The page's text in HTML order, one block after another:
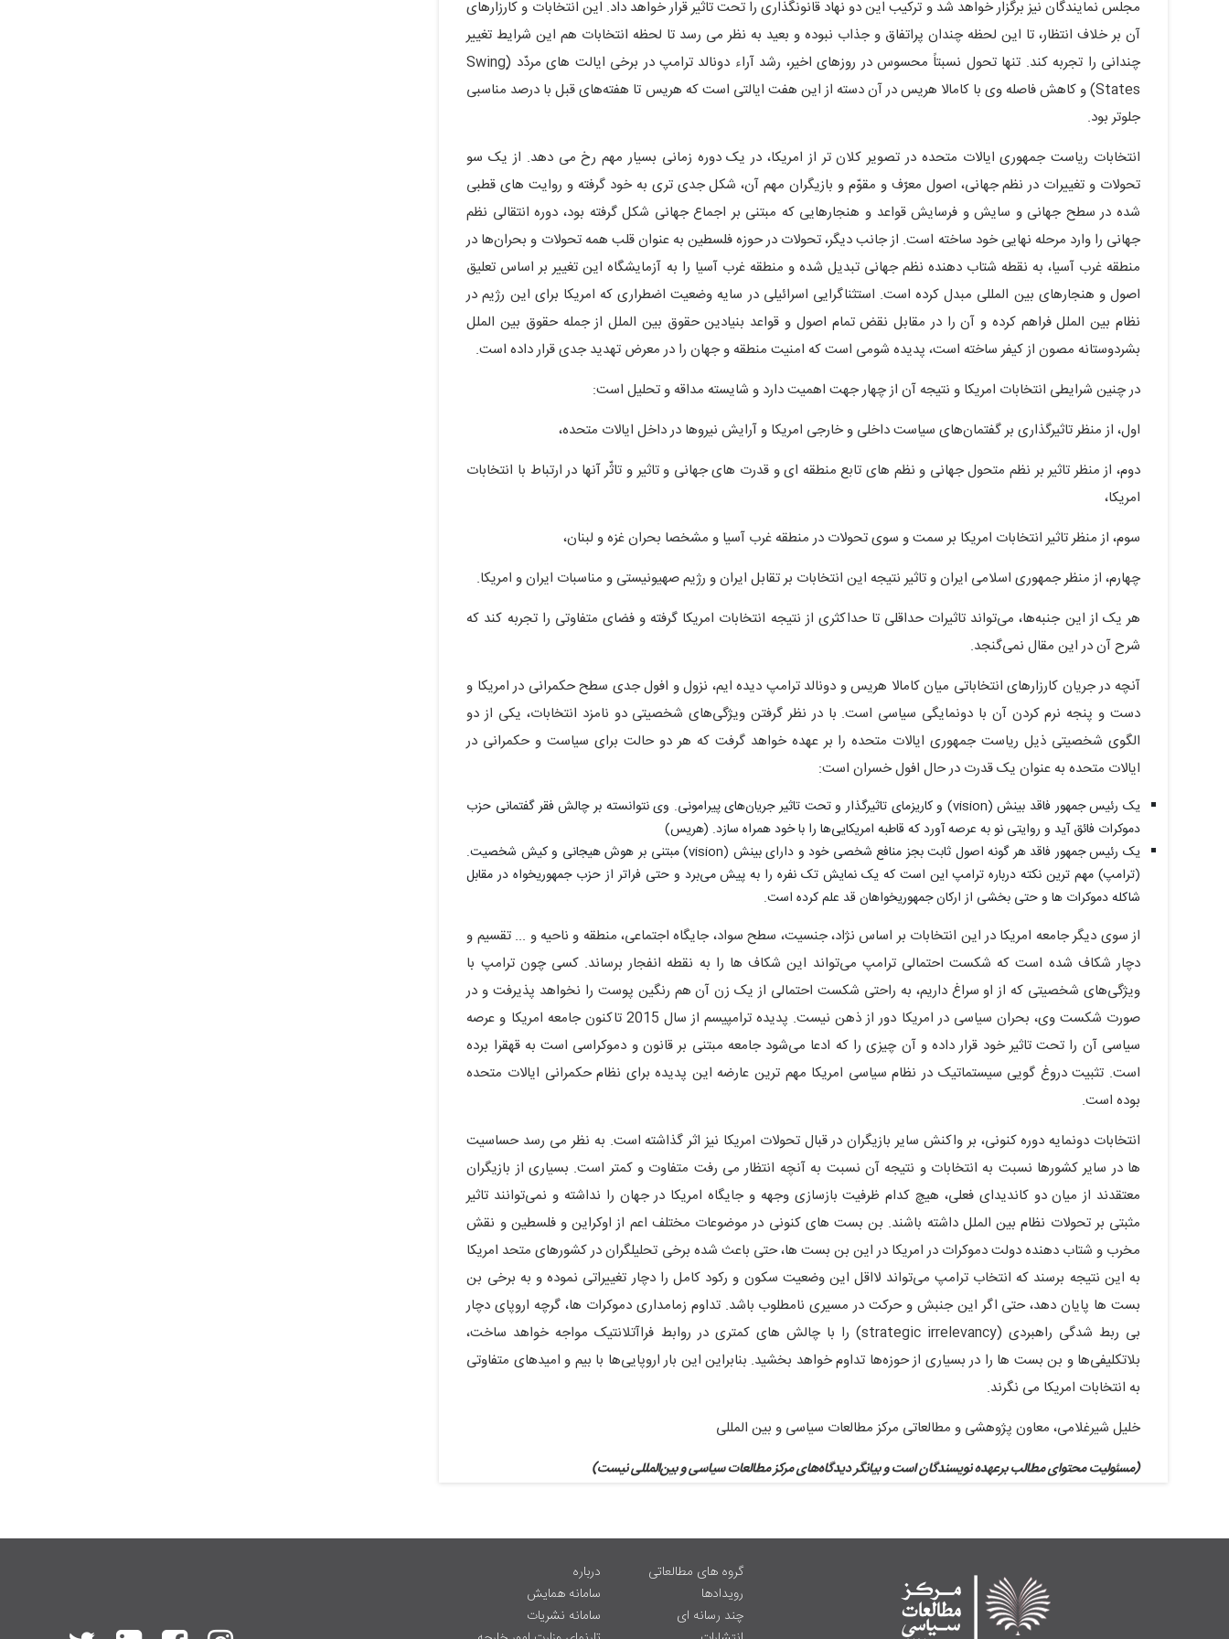
مجلس نمایندگان نیز برگزار خواهد شد و ترکیب این دو نهاد قانونگذاری را تحت تاثیر قرار خواهد داد. این انتخابات و کارزارهای
آن بر خلاف انتظار، تا این لحظه چندان پراتفاق و جذاب نبوده و بعید به نظر می رسد تا لحظه انتخابات هم این شرایط تغییر
چندانی را تجربه کند. تنها تحول نسبتاً محسوس در روزهای اخیر، رشد آراء دونالد ترامپ در برخی ایالت های مردّد (ٍSwing
States) و کاهش فاصله وی با کامالا هریس در آن دسته از این هفت ایالتی است که هریس تا هفته‌های قبل با درصد مناسبی
جلوتر بود.
انتخابات ریاست جمهوری ایالات متحده در تصویر کلان تر از امریکا، در یک دوره زمانی بسیار مهم رخ می دهد. از یک سو
تحولات و تغییرات در نظم جهانی، اصول معرّف و مقوّم و بازیگران مهم آن، شکل جدی تری به خود گرفته و روایت های قطبی
شده در سطح جهانی و سایش و فرسایش قواعد و هنجارهایی که مبتنی بر اجماع جهانی شکل گرفته بود، دوره انتقالی نظم
جهانی را وارد مرحله نهایی خود ساخته است. از جانب دیگر، تحولات در حوزه فلسطین به عنوان قلب همه تحولات و بحران‌ها در
منطقه غرب آسیا، به نقطه شتاب دهنده نظم جهانی تبدیل شده و منطقه غرب آسیا را به آزمایشگاه این تغییر بر اساس تعلیق
اصول و هنجارهای بین المللی مبدل کرده است. استثناگرایی اسرائیلی در سایه وضعیت اضطراری که امریکا برای این رژیم در
نظام بین الملل فراهم کرده و آن را در مقابل نقض تمام اصول و قواعد بنیادین حقوق بین الملل از جمله حقوق بین الملل
بشردوستانه مصون از کیفر ساخته است، پدیده شومی است که امنیت منطقه و جهان را در معرض تهدید جدی قرار داده است.
در چنین شرایطی انتخابات امریکا و نتیجه آن از چهار جهت اهمیت دارد و شایسته مداقه و تحلیل است:
اول، از منظر تاثیرگذاری بر گفتمان‌های سیاست داخلی و خارجی امریکا و آرایش نیروها در داخل ایالات متحده،
دوم، از منظر تاثیر بر نظم متحول جهانی و نظم های تابع منطقه ای و قدرت های جهانی و تاثیر و تاثّر آنها در ارتباط با انتخابات
امریکا،
سوم، از منظر تاثیر انتخابات امریکا بر سمت و سوی تحولات در منطقه غرب آسیا و مشخصا بحران غزه و لبنان،
چهارم، از منظر جمهوری اسلامی ایران و تاثیر نتیجه این انتخابات بر تقابل ایران و رژیم صهیونیستی و مناسبات ایران و امریکا.
هر یک از این جنبه‌ها، می‌تواند تاثیرات حداقلی تا حداکثری از نتیجه انتخابات امریکا گرفته و فضای متفاوتی را تجربه کند که
شرح آن در این مقال نمی‌گنجد.
آنچه در جریان کارزارهای انتخاباتی میان کامالا هریس و دونالد ترامپ دیده ایم، نزول و افول جدی سطح حکمرانی در امریکا و
دست و پنجه نرم کردن آن با دونمایگی سیاسی است. با در نظر گرفتن ویژگی‌های شخصیتی دو نامزد انتخابات، یکی از دو
الگوی شخصیتی ذیل ریاست جمهوری ایالات متحده را بر عهده خواهد گرفت که هر دو حالت برای سیاست و حکمرانی در
ایالات متحده به عنوان یک قدرت در حال افول خسران است:
یک رئیس جمهور فاقد بینش (vision) و کاریزمای تاثیرگذار و تحت تاثیر جریان‌های پیرامونی. وی نتوانسته بر چالش فقر گفتمانی حزب
دموکرات فائق آید و روایتی نو به عرصه آورد که قاطبه امریکایی‌ها را با خود همراه سازد. (هریس)
یک رئیس جمهور فاقد هر گونه اصول ثابت بجز منافع شخصی خود و دارای بینش (vision) مبتنی بر هوش هیجانی و کیش شخصیت.
(ترامپ) مهم ترین نکته درباره ترامپ این است که یک نمایش تک نفره را به پیش می‌برد و حتی فراتر از حزب جمهوریخواه در مقابل
شاکله دموکرات ها و حتی بخشی از ارکان جمهوریخواهان قد علم کرده است.
از سوی دیگر جامعه امریکا در این انتخابات بر اساس نژاد، جنسیت، سطح سواد، جایگاه اجتماعی، منطقه و ناحیه و ... تقسیم و
دچار شکاف شده است که شکست احتمالی ترامپ می‌تواند این شکاف ها را به نقطه انفجار برساند. کسی چون ترامپ با
ویژگی‌های شخصیتی که از او سراغ داریم، به راحتی شکست احتمالی از یک زن آن هم رنگین پوست را نخواهد پذیرفت و در
صورت شکست وی، بحران سیاسی در امریکا دور از ذهن نیست. پدیده ترامپیسم از سال 2015 تاکنون جامعه امریکا و عرصه
سیاسی آن را تحت تاثیر خود قرار داده و آن چیزی را که ادعا می‌شود جامعه مبتنی بر قانون و دموکراسی است به قهقرا برده
است. تثبیت دروغ گویی سیستماتیک در نظام سیاسی امریکا مهم ترین عارضه این پدیده برای نظام حکمرانی ایالات متحده
بوده است.
انتخابات دونمایه دوره کنونی، بر واکنش سایر بازیگران در قبال تحولات امریکا نیز اثر گذاشته است. به نظر می رسد حساسیت
ها در سایر کشورها نسبت به انتخابات و نتیجه آن نسبت به آنچه انتظار می رفت متفاوت و کمتر است. بسیاری از بازیگران
معتقدند از میان دو کاندیدای فعلی، هیچ کدام ظرفیت بازسازی وجهه و جایگاه امریکا در جهان را نداشته و نمی‌توانند تاثیر
مثبتی بر تحولات نظام بین الملل داشته باشند. بن بست های کنونی در موضوعات مختلف اعم از اوکراین و فلسطین و نقش
مخرب و شتاب دهنده دولت دموکرات در امریکا در این بن بست ها، حتی باعث شده برخی تحلیلگران در کشورهای متحد امریکا
به این نتیجه برسند که انتخاب ترامپ می‌تواند لااقل این وضعیت سکون و رکود کامل را دچار تغییراتی نموده و به برخی بن
بست ها پایان دهد، حتی اگر این جنبش و حرکت در مسیری نامطلوب باشد. تداوم زمامداری دموکرات ها، گرچه اروپای دچار
بی ربط شدگی راهبردی (strategic irrelevancy) را با چالش های کمتری در روابط فراآتلانتیک مواجه خواهد ساخت،
بلاتکلیفی‌ها و بن بست ها را در بسیاری از حوزه‌ها تداوم خواهد بخشید. بنابراین این بار اروپایی‌ها با بیم و امیدهای متفاوتی
به انتخابات امریکا می نگرند.
خلیل شیرغلامی، معاون پژوهشی و مطالعاتی مرکز مطالعات سیاسی و بین المللی
(مسئولیت محتوای مطالب برعهده نویسندگان است و بیانگر دیدگاه‌های مرکز مطالعات سیاسی و بین‌المللی نیست)
گروه های مطالعاتی
رویدادها
چند رسانه ای
درباره
سامانه همایش
سامانه نشریات